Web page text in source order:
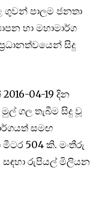
ගුවන් පාලම ජනතා
හා මහාමාර්ග
සිදු
04-19 දින
ගල තැබීම සිදු වූ
සමඟ
504 කි. මංතීරු
සඳහා රුපියල් මිලියන